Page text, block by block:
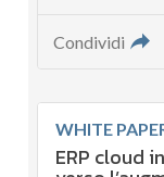
Condividi
WHITE
ERP cloud